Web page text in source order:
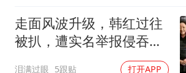
走面风波升级，韩红过往
被扒，遭实名举报侵吞上
泪满过眼 5跟贴 打开APP